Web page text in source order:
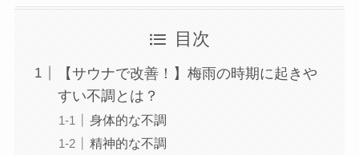
目次
【サウナで改善！】梅雨の時期に起きや
すい不調とは？
身体的な不調
精神的な不調